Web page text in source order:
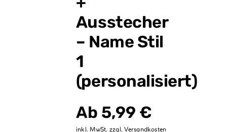
Ausstecher
– Name Stil
1
(personalisiert)
Ab 5,99 €
inkl. MwSt. zzgl.Versandkosten